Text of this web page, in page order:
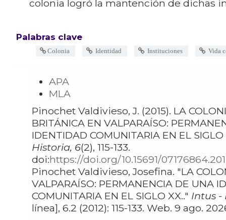
colonia logró la mantención de dichas
Palabras clave
Colonia Identidad Instituciones Vida
APA
MLA
Pinochet Valdivieso, J. (2015). LA COLONIA
BRITÁNICA EN VALPARAÍSO:
IDENTIDAD COMUNITARIA EN EL
Historia, 6(2), 115-133.
doi:https://doi.org/10.15691/
Pinochet Valdivieso, Josefina. "LA COLONIA BRITÁNICA EN
VALPARAÍSO: PERMANENCIA DE UNA
COMUNITARIA EN EL SIGLO XX.." Intus -
línea], 6.2 (2012): 115-133. Web. 9 ago.